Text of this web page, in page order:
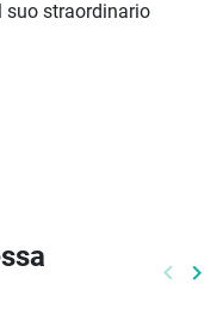
suo straordinario
keyboard_arrow_left keyboard_arrow_right